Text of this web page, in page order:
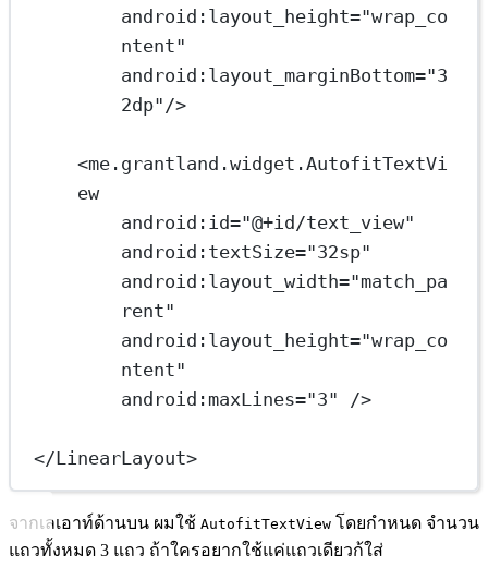
android:layout_height="wrap_co
ntent"
android:layout_marginBottom="3
2dp" />
<me.grantland.widget.AutofitTextVi
ew
android:id="@+id/text_view"
android:textSize="32sp"
android:layout_width="match_pa
rent"
android:layout_height="wrap_co
ntent"
android:maxLines="3" />
</LinearLayout>
จากเลเอาท์ด้านบน ผมใช้ AutofitTextView โดยกำหนด จำนวน
แถวทั้งหมด 3 แถว ถ้าใครอยากใช้แค่แถวเดียวก้ใส่